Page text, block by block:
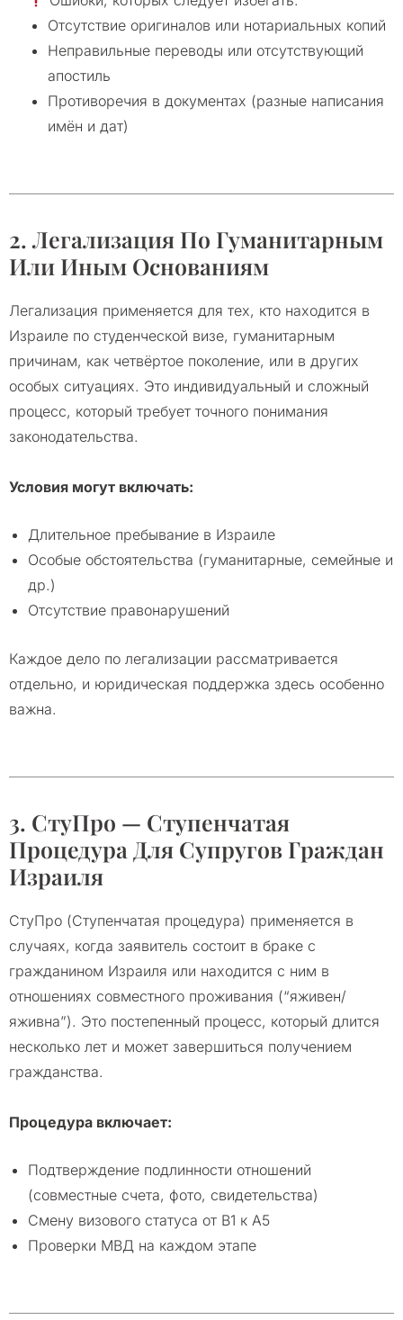
Отсутствие оригиналов или нотариальных копий
Неправильные переводы или отсутствующий
апостиль
Противоречия в документах (разные написания
имён и дат)
2. Легализация По Гуманитарным
Или Иным Основаниям
Легализация применяется для тех, кто находится в
Израиле по студенческой визе, гуманитарным
причинам, как четвёртое поколение, или в других
особых ситуациях. Это индивидуальный и сложный
процесс, который требует точного понимания
законодательства.
Условия могут включать:
Длительное пребывание в Израиле
Особые обстоятельства (гуманитарные, семейные и
др.)
Отсутствие правонарушений
Каждое дело по легализации рассматривается
отдельно, и юридическая поддержка здесь особенно
важна.
3. СтуПро — Ступенчатая
Процедура Для Супругов Граждан
Израиля
СтуПро (Ступенчатая процедура) применяется в
случаях, когда заявитель состоит в браке с
гражданином Израиля или находится с ним в
отношениях совместного проживания (“яживен/
яживна”). Это постепенный процесс, который длится
несколько лет и может завершиться получением
гражданства.
Процедура включает:
Подтверждение подлинности отношений
(совместные счета, фото, свидетельства)
Смену визового статуса от B1 к A5
Проверки МВД на каждом этапе